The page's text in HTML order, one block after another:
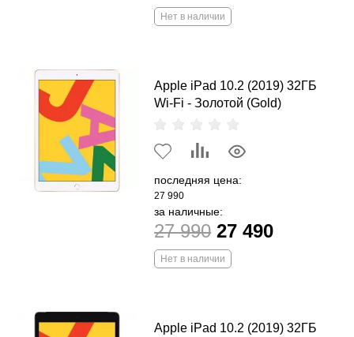
Нет в наличии
Apple iPad 10.2 (2019) 32ГБ
Wi-Fi - Золотой (Gold)
последняя цена:
27 990
за наличные:
27 990 27 490
Нет в наличии
Apple iPad 10.2 (2019) 32ГБ